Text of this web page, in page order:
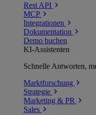
Rest API
MCP
Integrationen
Dokumentation
Demo buchen
KI-Assistenten
Schnelle Antworten,
Marktforschung
Strategie
Marketing & PR
Sales